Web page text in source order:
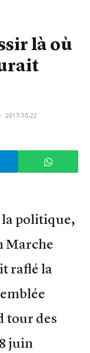
là où
2017-10-22
la politique,
Marche
raflé la
tour des
juin